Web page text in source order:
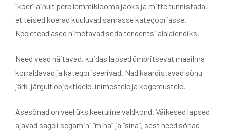
“koer” ainult pere lemmiklooma jaoks ja mitte tunnistada,
et teised koerad kuuluvad samasse kategooriasse.
Keeleteadlased nimetavad seda tendentsi alalaiendiks.
Need vead näitavad, kuidas lapsed ümbritsevat maailma
korraldavad ja kategoriseerivad. Nad kaardistavad sõnu
järk-järgult objektidele, inimestele ja kogemustele.
Asesõnad on veel üks keeruline valdkond. Väikesed lapsed
ajavad sageli segamini “mina” ja “sina”, sest need sõnad